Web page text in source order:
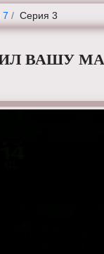
7 Серия 3
ВАШУ